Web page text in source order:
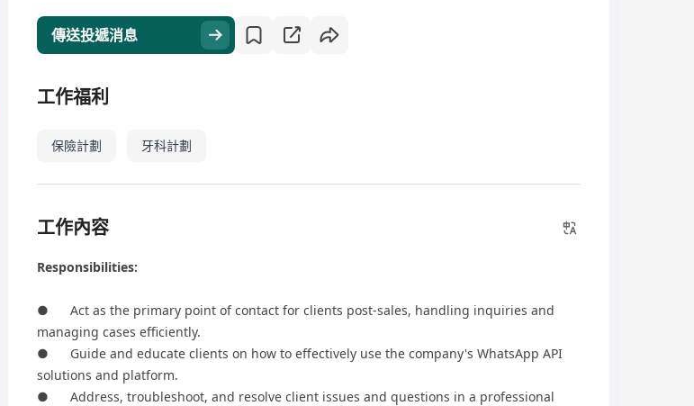
傳送投遞消息
工作福利
保險計劃 牙科計劃
工作內容
Responsibilities:
● Act as the primary point of contact for clients post-sales, handling inquiries and
managing cases efficiently.
● Guide and educate clients on how to effectively use the company's WhatsApp API
solutions and platform.
● Address, troubleshoot, and resolve client issues and questions in a professional